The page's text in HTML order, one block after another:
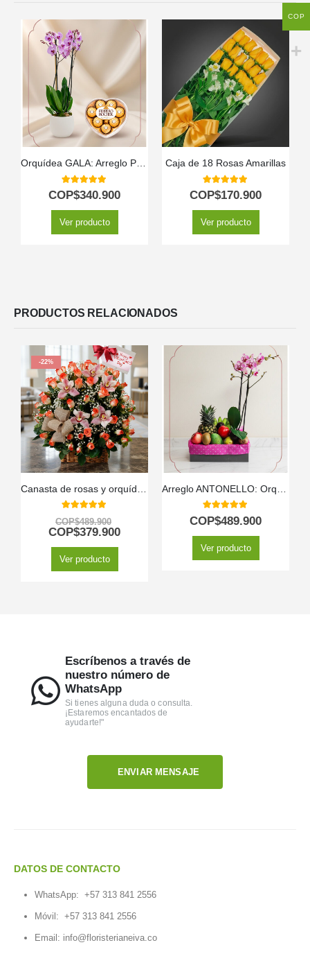
Orquídea GALA: Arreglo Premium con Chocolates de Corazón ✨
5.00out of 5
COP$340.900
Ver producto
Caja de 18 Rosas Amarillas
5.00out of 5
COP$170.900
Ver producto
PRODUCTOS RELACIONADOS
-22%
5.00
COP$489.900
COP$379.900
Ver producto
5.00out of 5
COP$489.900
Ver producto
Escríbenos a través de
nuestro número de
WhatsApp
Si tienes alguna duda o consulta.
¡Estaremos encantados de
ayudarte!"
ENVIAR MENSAJE
DATOS DE CONTACTO
WhatsApp: +57 313 841 2556
Móvil: +57 313 841 2556
Email: info@floristerianeiva.co
COP